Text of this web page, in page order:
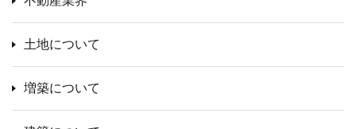
土地について
増築について